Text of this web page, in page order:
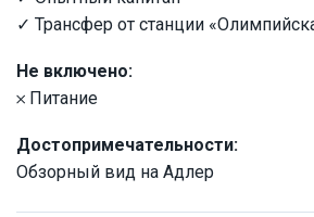
✓ Трансфер от станции
Не включено:
𐄂 Питание
Достопримечательности:
Обзорный вид на Адлер